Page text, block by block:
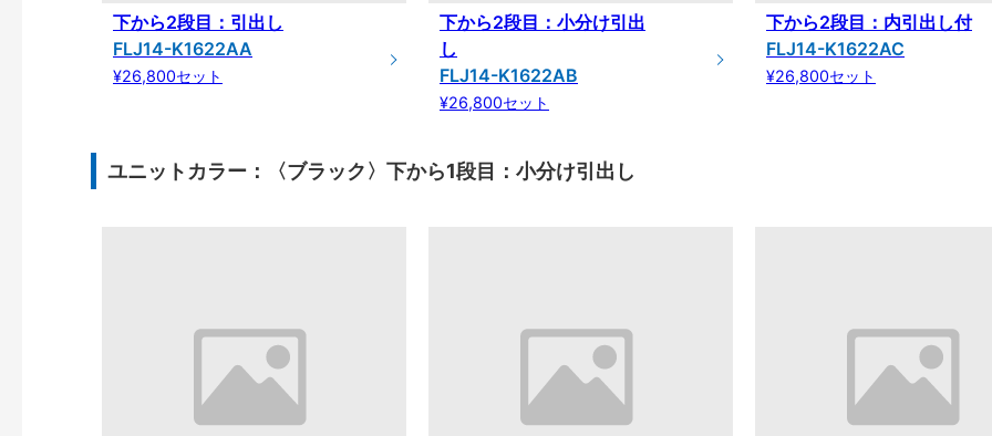
下から2段目：引出し
FLJ14-K1622AA
¥26,800セット
下から2段目：小分け引出
し
FLJ14-K1622AB
¥26,800セット
下から2段目：内引出し付
FLJ14-K1622AC
¥26,800セット
ユニットカラー：〈ブラック〉下から1段目：小分け引出し